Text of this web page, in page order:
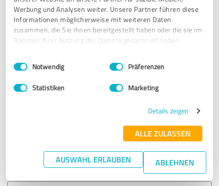
Werbung und Analysen weiter. Unsere Partner führen diese
Informationen möglicherweise mit weiteren Daten
zusammen, die Sie ihnen bereitgestellt haben oder die sie im
Rahmen Ihrer Nutzung der Dienste gesammelt haben.
Impressum Datenschutzbestimmungen
Einwilligungsauswahl
Notwendig Präferenzen
Statistiken Marketing
Details zeigen
ALLE ZULASSEN
AUSWAHL ERLAUBEN ABLEHNEN
5,00 von 5
krass, schnelle und professionelle Abwicklung nach 60
Stunden lagen meine Unterlagen beim Steuerberater
Erfahrungsbericht & Bewertung zu:
marcus i.